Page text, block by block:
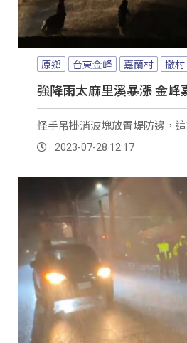
原鄉 台東金峰 嘉蘭村 撤村
強降雨太麻里溪暴漲 金峰
怪手吊掛消波塊放置堤防邊，
2023-07-28 12:17